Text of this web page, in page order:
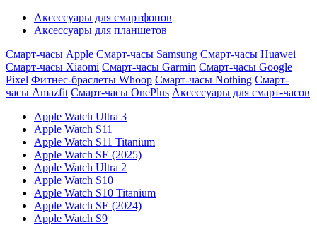
Аксессуары для смартфонов
Аксессуары для планшетов
Смарт-часы Apple Смарт-часы Samsung Смарт-часы Huawei
Смарт-часы Xiaomi Смарт-часы Garmin Смарт-часы Google
Pixel Фитнес-браслеты Whoop Смарт-часы Nothing Смарт-
часы Amazfit Смарт-часы OnePlus Аксессуары для смарт-часов
Apple Watch Ultra 3
Apple Watch S11
Apple Watch S11 Titanium
Apple Watch SE (2025)
Apple Watch Ultra 2
Apple Watch S10
Apple Watch S10 Titanium
Apple Watch SE (2024)
Apple Watch S9